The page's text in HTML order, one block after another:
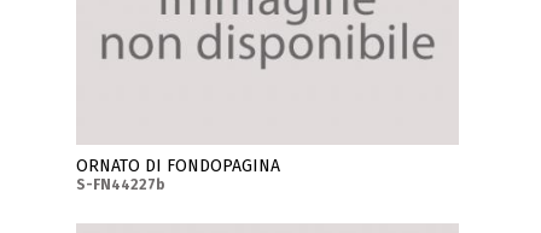
ORNATO DI FONDOPAGINA
S-FN44227b